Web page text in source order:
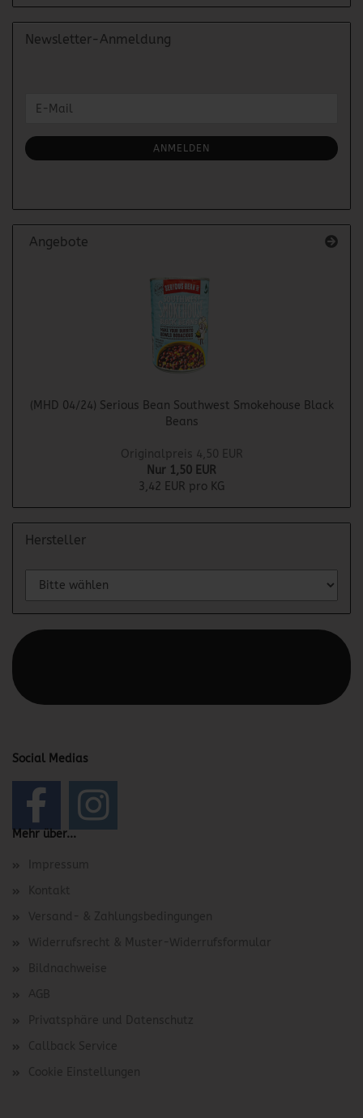
Newsletter-Anmeldung
ZUR
ANMELDUNG
E-
ANMELDEN
Angebote
(MHD 04/24) Serious Bean Southwest Smokehouse Black
Beans
Originalpreis 4,50 EUR
Nur 1,50 EUR
3,42 EUR pro KG
Hersteller
Social Medias
Mehr über...
Impressum
Kontakt
Versand- & Zahlungsbedingungen
Widerrufsrecht & Muster-Widerrufsformular
Bildnachweise
AGB
Privatsphäre und Datenschutz
Callback Service
Cookie Einstellungen